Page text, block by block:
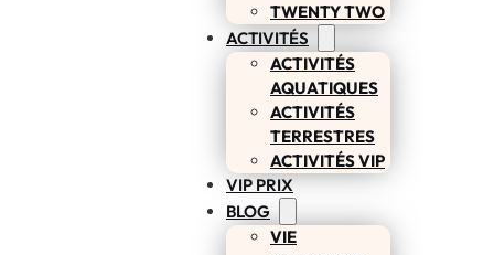
TWENTY TWO
ACTIVITÉS
ACTIVITÉS
AQUATIQUES
ACTIVITÉS
TERRESTRES
ACTIVITÉS VIP
VIP PRIX
BLOG
VIE